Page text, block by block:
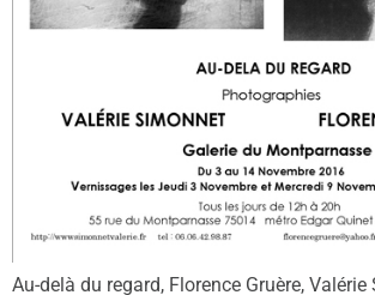
Au-delà du regard, Florence Gruère, Valérie